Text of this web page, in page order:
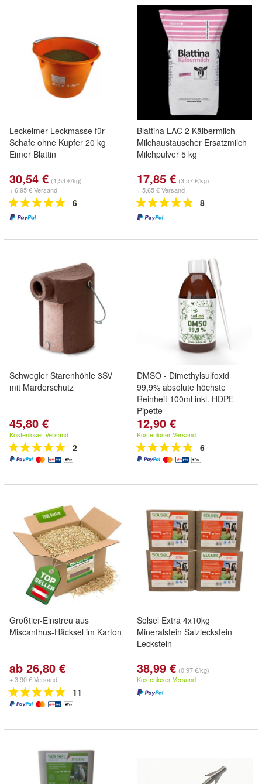
Leckeimer Leckmasse für
Schafe ohne Kupfer 20 kg
Eimer Blattin
30,54 € (1,53 €/kg)
+ 6,95 € Versand
6
Blattina LAC 2 Kälbermilch
Milchaustauscher Ersatzmilch
Milchpulver 5 kg
17,85 € (3,57 €/kg)
+ 5,65 € Versand
8
Schwegler Starenhöhle 3SV
mit Marderschutz
45,80 €
Kostenloser Versand
2
DMSO - Dimethylsulfoxid
99,9% absolute höchste
Reinheit 100ml inkl. HDPE
Pipette
12,90 €
Kostenloser Versand
6
Großtier-Einstreu aus
Miscanthus-Häcksel im Karton
ab 26,80 €
+ 3,90 € Versand
11
Solsel Extra 4x10kg
Mineralstein Salzleckstein
Leckstein
38,99 € (0,97 €/kg)
Kostenloser Versand